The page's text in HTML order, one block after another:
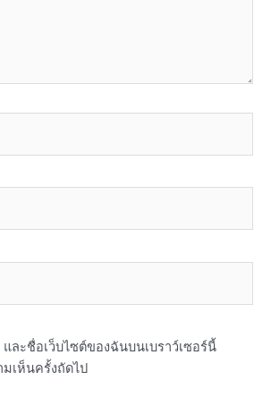
ละชื่อเว็บไซต์ของฉันบนเบราว์เซอร์นี้
เห็นครั้งถัดไป